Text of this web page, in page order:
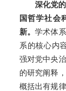
深化党
国哲学社会
新。学术体
系的核心内
强对党中央
的研究阐释
概括出有规